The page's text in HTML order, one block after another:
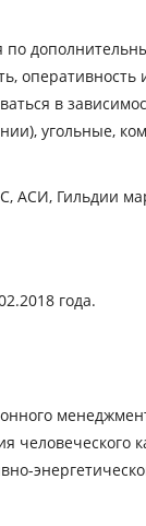
по
оперативность
в
угольные,
АСИ, Гильдии
года.
человеческого